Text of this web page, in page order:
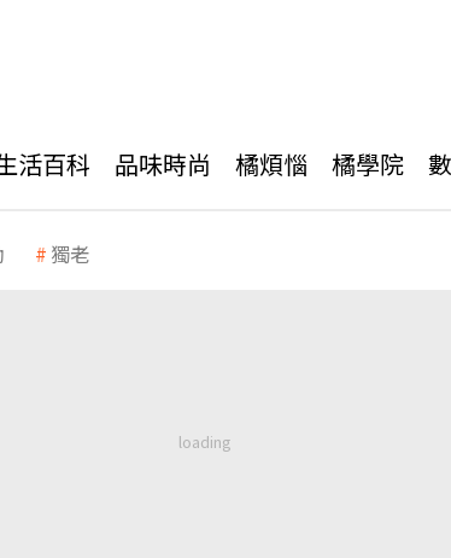
活百科 品味時尚 橘煩惱 橘學院
獨老